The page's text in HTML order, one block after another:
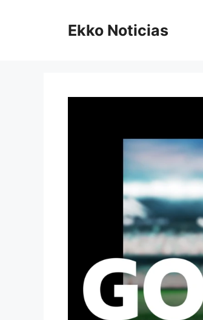
Ekko Noticias